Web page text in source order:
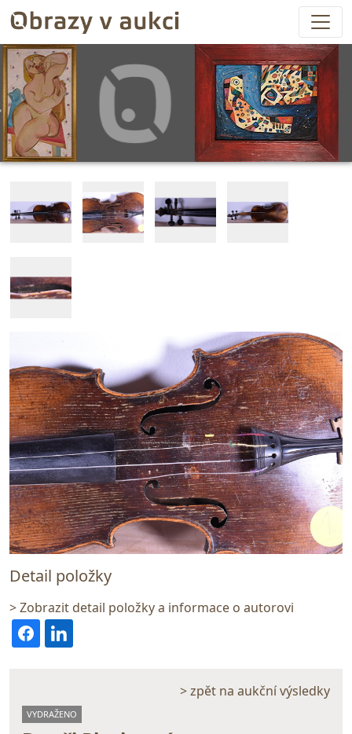
Detail položky
> Zobrazit detail položky a informace o autorovi
> zpět na aukční výsledky
VYDRAŽENO